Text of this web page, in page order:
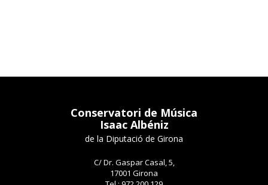
Conservatori de Música
Isaac Albéniz
de la Diputació de Girona
C/ Dr. Gaspar Casal, 5,
17001 Girona